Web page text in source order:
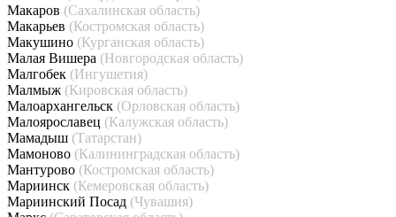
Макаров (Сахалинская область)
Макарьев (Костромская область)
Макушино (Курганская область)
Малая Вишера (Новгородская область)
Малгобек (Ингушетия)
Малмыж (Кировская область)
Малоархангельск (Орловская область)
Малоярославец (Калужская область)
Мамадыш (Татарстан)
Мамоново (Калининградская область)
Мантурово (Костромская область)
Мариинск (Кемеровская область)
Мариинский Посад (Чувашия)